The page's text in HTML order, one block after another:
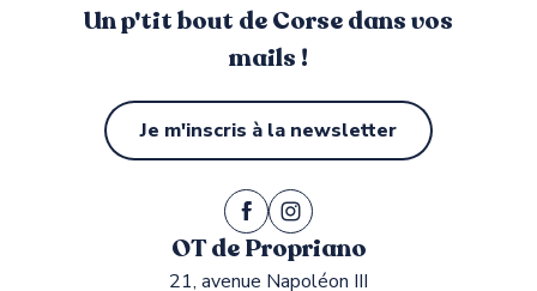
Un p'tit bout de Corse dans vos
mails !
Je m'inscris à la newsletter
OT de Propriano
21, avenue Napoléon III